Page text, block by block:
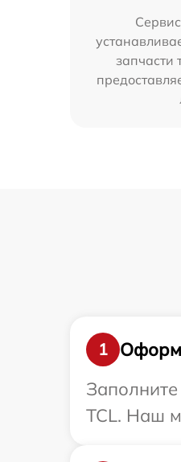
запчасти
1
TCL. Наш